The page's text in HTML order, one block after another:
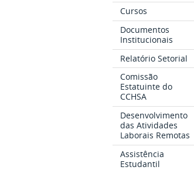
Cursos
Documentos
Institucionais
Relatório Setorial
Comissão
Estatuinte do
CCHSA
Desenvolvimento
das Atividades
Laborais Remotas
Assistência
Estudantil